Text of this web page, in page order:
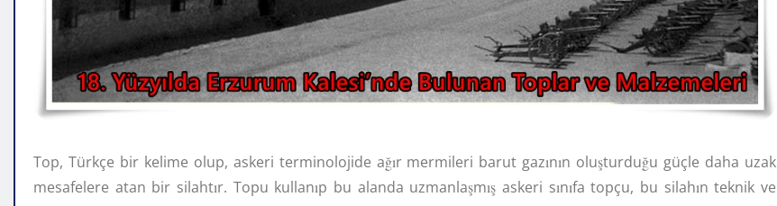
Top, Türkçe bir kelime olup, askeri terminolojide ağır mermileri barut gazının oluşturduğu güçle daha uzak
mesafelere atan bir silahtır. Topu kullanıp bu alanda uzmanlaşmışaskeri sınıfa topçu, bu silahın teknik ve